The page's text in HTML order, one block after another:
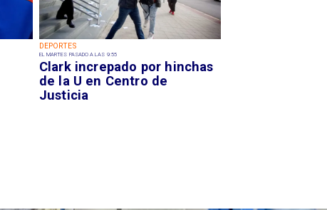
DEPORTES
EL MARTES PASADO A LAS 9:55
Clark increpado por hinchas
de la U en Centro de
Justicia